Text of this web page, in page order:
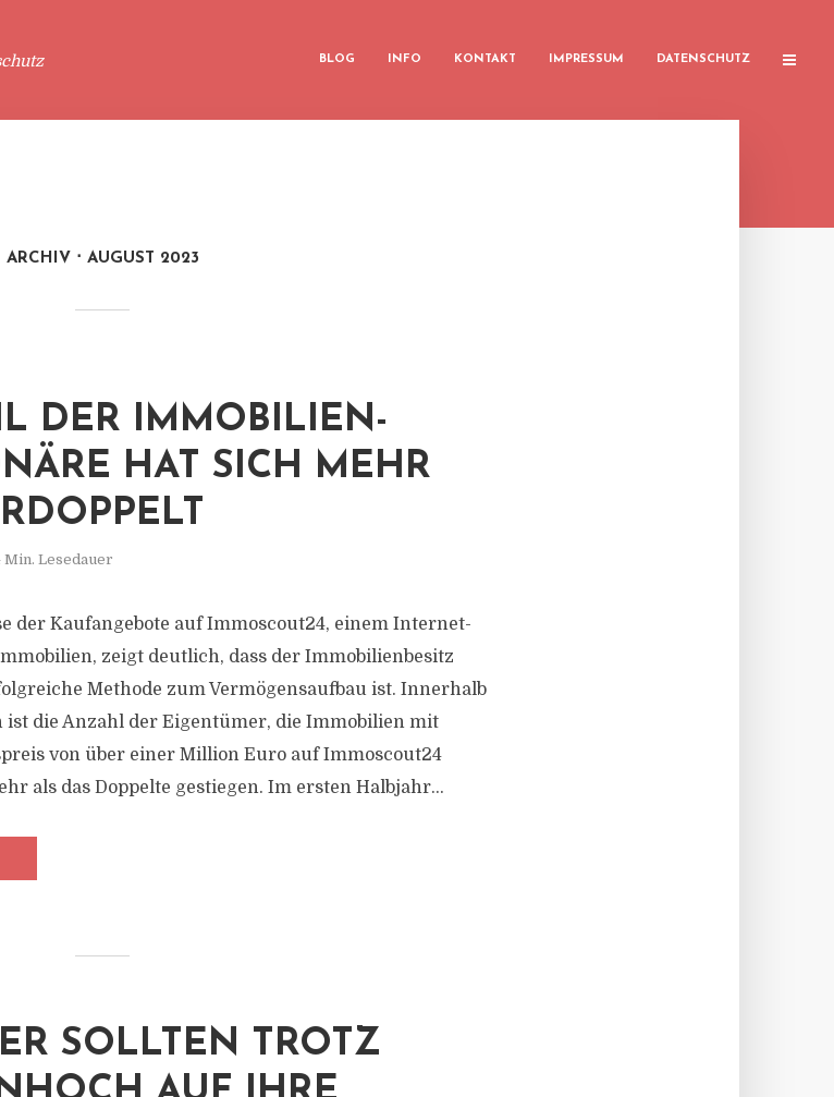
BLOG INFO KONTAKT IMPRESSUM DATENSCHUTZ
ARCHIV AUGUST 2023
DER IMMOBILIEN-
HAT SICH MEHR
Min. Lesedauer
der Kaufangebote auf Immoscout24, einem Internet-
zeigt deutlich, dass der Immobilienbesitz
Methode zum Vermögensaufbau ist. Innerhalb
die Anzahl der Eigentümer, die Immobilien mit
von über einer Million Euro auf Immoscout24
als das Doppelte gestiegen. Im ersten Halbjahr...
SOLLTEN TROTZ